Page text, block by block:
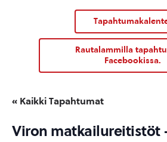
Rautalammilla
Facebookissa.
« Kaikki Tapahtumat
Viron matkailureitistöt